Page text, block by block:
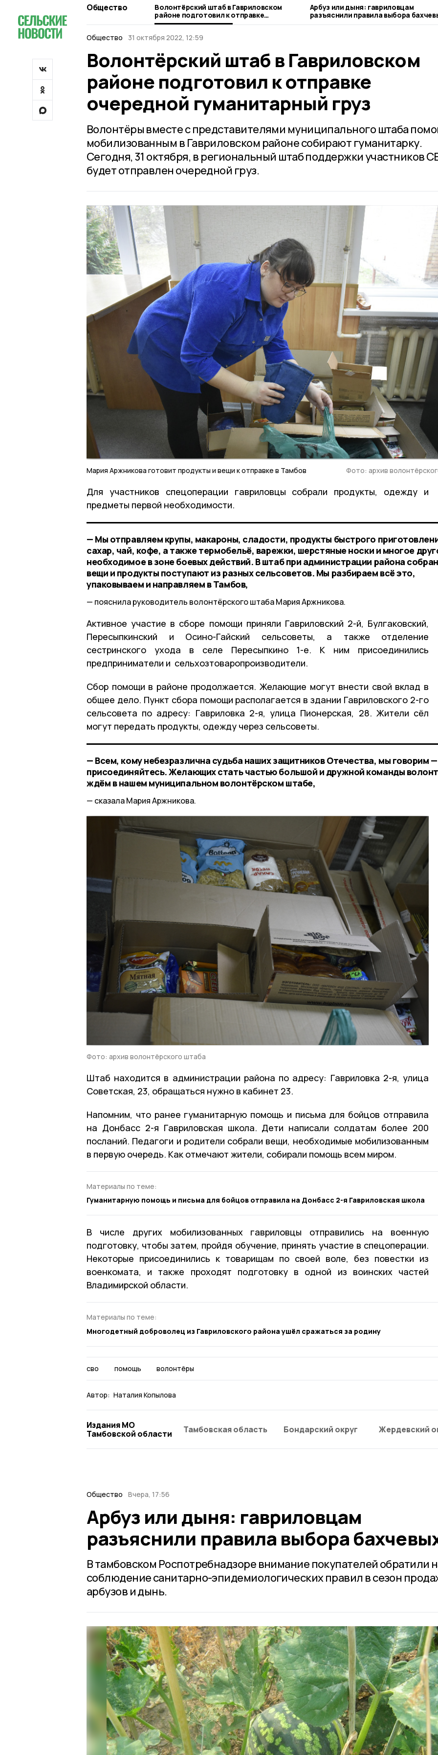
Общество
Волонтёрский штаб в Гавриловском
районе подготовил к отправке
очередной гуманитарный груз
Арбуз или дыня: гавриловцам
разъяснили правила выбора
Общество
31 октября 2022, 12:59
Волонтёрский штаб в Гавриловском
районе подготовил к отправке
очередной гуманитарный груз
Волонтёры вместе с представителями муниципального штаба
мобилизованным в Гавриловском районе собирают гуманитарку.
Сегодня, 31 октября, в региональный штаб поддержки участников
будет отправлен очередной груз.
Мария Аржникова готовит продукты и вещи к отправке в Тамбов Фото: архив
Для участников спецоперации гавриловцы собрали продукты, одежду и
предметы первой необходимости.
— Мы отправляем крупы, макароны, сладости, продукты быстрого
сахар, чай, кофе, а также термобельё, варежки, шерстяные носки и многое
необходимое в зоне боевых действий. В штаб при администрации района
вещи и продукты поступают из разных сельсоветов. Мы разбираем всё это,
упаковываем и направляем в Тамбов,
пояснила руководитель волонтёрского штаба Мария Аржникова.
Активное участие в сборе помощи приняли Гавриловский 2-й, Булгаковский,
Пересыпкинский и Осино-Гайский сельсоветы, а также отделение
сестринского ухода в селе Пересыпкино 1-е. К ним присоединились
предприниматели и сельхозтоваропроизводители.
Сбор помощи в районе продолжается. Желающие могут внести свой вклад в
общее дело. Пункт сбора помощи располагается в здании Гавриловского 2-го
сельсовета по адресу: Гавриловка 2-я, улица Пионерская, 28. Жители сёл
могут передать продукты, одежду через сельсоветы.
— Всем, кому небезразлична судьба наших защитников Отечества, мы говорим —
присоединяйтесь. Желающих стать частью большой и дружной команды
ждём в нашем муниципальном волонтёрском штабе,
сказала Мария Аржникова.
Фото: архив волонтёрского штаба
Штаб находится в администрации района по адресу: Гавриловка 2-я, улица
Советская, 23, обращаться нужно в кабинет 23.
Напомним, что ранее гуманитарную помощь и письма для бойцов отправила
на Донбасс 2-я Гавриловская школа. Дети написали солдатам более 200
посланий. Педагоги и родители собрали вещи, необходимые мобилизованным
в первую очередь. Как отмечают жители, собирали помощь всем миром.
Материалы по теме:
Гуманитарную помощь и письма для бойцов отправила на Донбасс 2-я Гавриловская школа
В числе других мобилизованных гавриловцы отправились на военную
подготовку, чтобы затем, пройдя обучение, принять участие в спецоперации.
Некоторые присоединились к товарищам по своей воле, без повестки из
военкомата, и также проходят подготовку в одной из воинских частей
Владимирской области.
Материалы по теме:
Многодетный доброволец из Гавриловского района ушёл сражаться за родину
сво помощь волонтёры
Автор: Наталия Копылова
Издания МО
Тамбовской области
Тамбовская область Бондарский округ Жердевский
Общество Вчера, 17:56
Арбуз или дыня: гавриловцам
разъяснили правила выбора
В тамбовском Роспотребнадзоре внимание покупателей обратили
соблюдение санитарно-эпидемиологических правил в сезон
арбузов и дынь.